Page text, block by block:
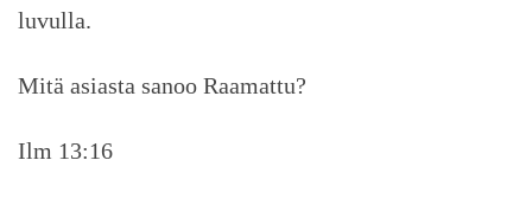
luvulla.
Mitä asiasta sanoo Raamattu?
Ilm 13:16